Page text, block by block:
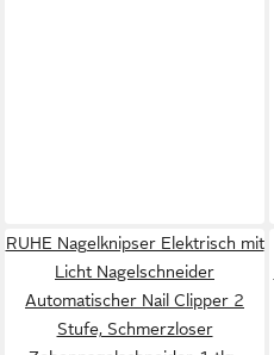
RUHE Nagelknipser Elektrisch mit
Licht Nagelschneider
Automatischer Nail Clipper 2
Stufe, Schmerzloser